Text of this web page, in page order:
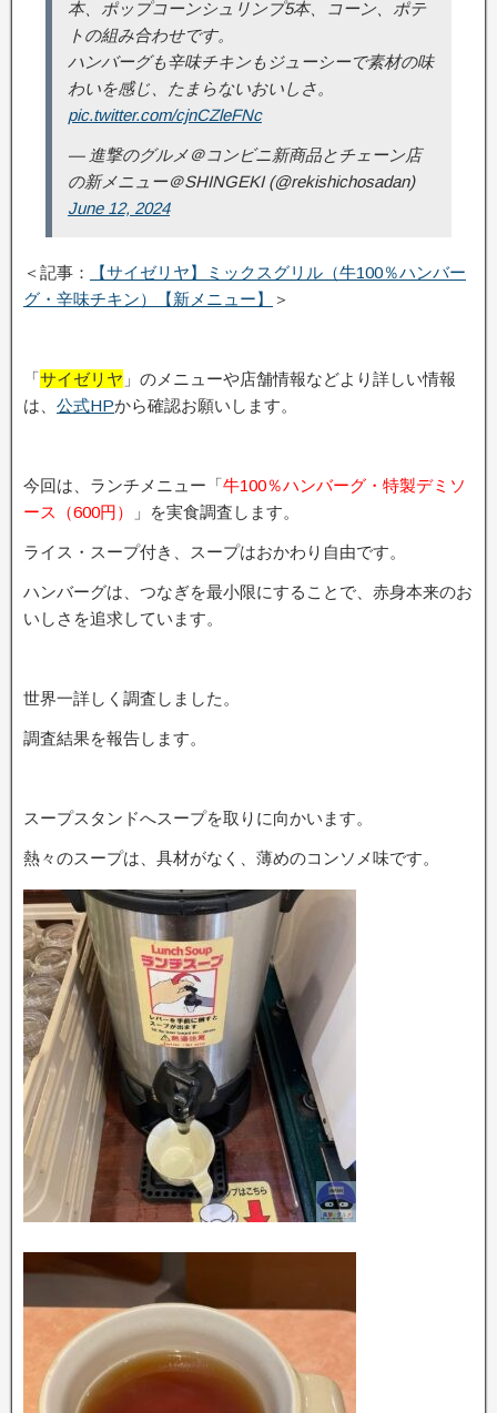
本、ポップコーンシュリンプ5本、コーン、ポテ
トの組み合わせです。
ハンバーグも辛味チキンもジューシーで素材の味
わいを感じ、たまらないおいしさ。
pic.twitter.com/cjnCZleFNc
— 進撃のグルメ＠コンビニ新商品とチェーン店
の新メニュー＠SHINGEKI (@rekishichosadan)
June 12, 2024
＜記事：
【サイゼリヤ】ミックスグリル（牛100％ハンバー
グ・辛味チキン）【新メニュー】
＞
「サイゼリヤ 」のメニューや店舗情報などより詳しい情報
は、 公式HPから確認お願いします。
今回は、ランチメニュー「牛100％ハンバーグ・特製デミソ
ース（600円）
」を実食調査します。
ライス・スープ付き、スープはおかわり自由です。
ハンバーグは、つなぎを最小限にすることで、赤身本来のお
いしさを追求しています。
世界一詳しく調査しました。
調査結果を報告します。
スープスタンドへスープを取りに向かいます。
熱々のスープは、具材がなく、薄めのコンソメ味です。